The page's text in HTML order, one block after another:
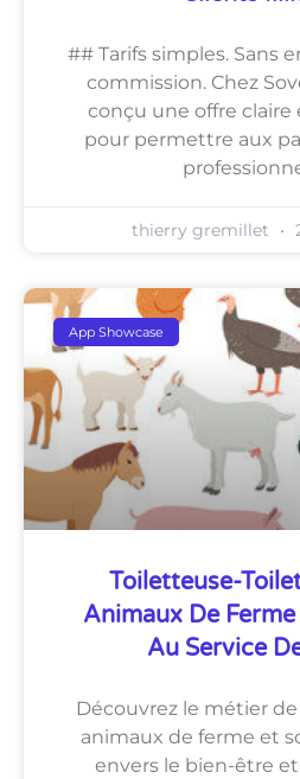
## Tarifs simples. Sans
commission. Chez
conçu une offre
pour permettre aux
thierry gremillet
App Showcase
Toiletteuse-
Animaux De
Au Service
Découvrez le métier
animaux de ferme et
envers le bien-être